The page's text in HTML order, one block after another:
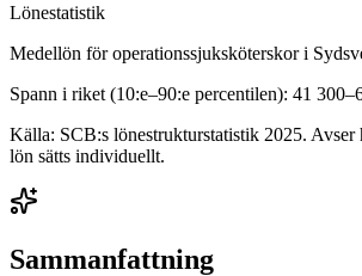
Lönestatistik
Medellön föroperationssjuksköterskori
Spann i riket (10:e–90:e percentilen): 41 300–
Källa: SCB:s lönestrukturstatistik 2025.
lön sätts individuellt.
Sammanfattning